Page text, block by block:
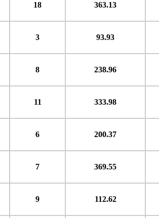
18 363.13
3 93.93
8 238.96
11 333.98
6 200.37
7 369.55
9 112.62